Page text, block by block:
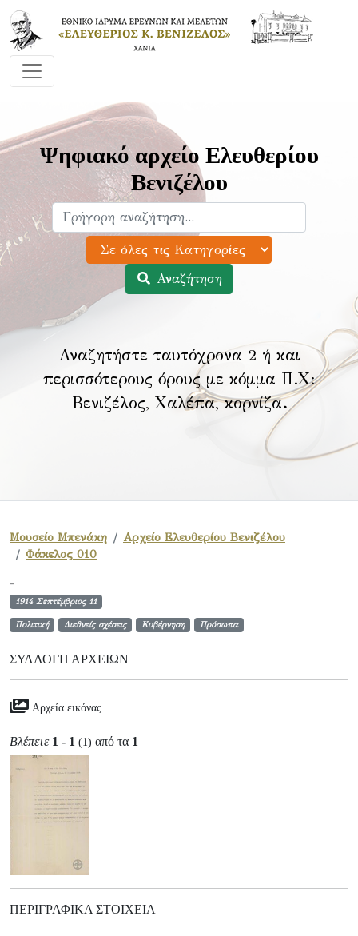
Ψηφιακό αρχείο Ελευθερίου
Βενιζέλου
Αναζήτηση
Αναζητήστε ταυτόχρονα 2 ή και
περισσότερους όρους με κόμμα Π.Χ:
Βενιζέλος, Χαλέπα, κορνίζα.
Μουσείο Μπενάκη
Αρχείο Ελευθερίου Βενιζέλου
Φάκελος 010
-
1914 Σεπτέμβριος 11
Πολιτική Διεθνείς σχέσεις Κυβέρνηση Πρόσωπα
ΣΥΛΛΟΓΉ ΑΡΧΕΊΩΝ
Αρχεία εικόνας
Βλέπετε 1 - 1 (1) από τα 1
ΠΕΡΙΓΡΑΦΙΚΆ ΣΤΟΙΧΕΊΑ